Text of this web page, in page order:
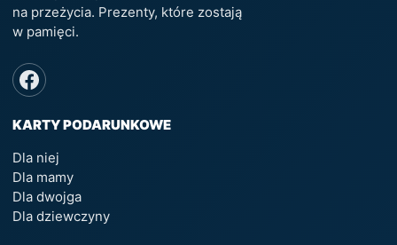
na przeżycia. Prezenty, które zostają
w pamięci.
KARTY PODARUNKOWE
Dla niej
Dla mamy
Dla dwojga
Dla dziewczyny